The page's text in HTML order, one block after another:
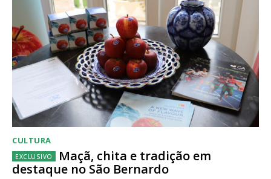
CULTURA
Maçã, chita e tradição em
destaque no São Bernardo